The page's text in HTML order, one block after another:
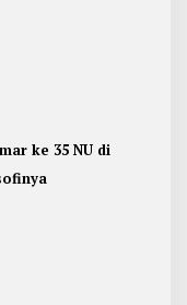
ke 35 NU di